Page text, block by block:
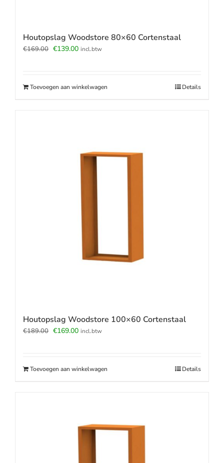
Houtopslag Woodstore 80×60 Cortenstaal
€169.00 Oorspronkelijke
€139.00Huidige
incl.btw
Toevoegen aan winkelwagen Details
Houtopslag Woodstore 100×60 Cortenstaal
€189.00 Oorspronkelijke
€169.00Huidige
incl.btw
Toevoegen aan winkelwagen Details